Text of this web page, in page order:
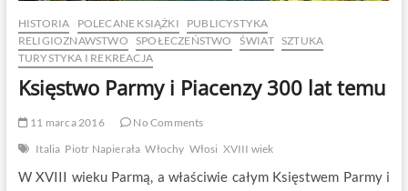
HISTORIA POLECANE KSIĄŻKI
PUBLICYSTYKA
RELIGIOZNAWSTWO SPOŁECZEŃSTWO ŚWIAT SZTUKA
TURYSTYKA I REKREACJA
Księstwo Parmy i Piacenzy 300 lat temu
11 marca 2016
No Comments
Italia Piotr Napierała Włochy Włosi XVIII wiek
W XVIII wieku Parmą, a właściwie całym Księstwem Parmy i